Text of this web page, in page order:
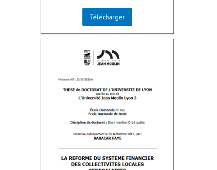
Télécharger